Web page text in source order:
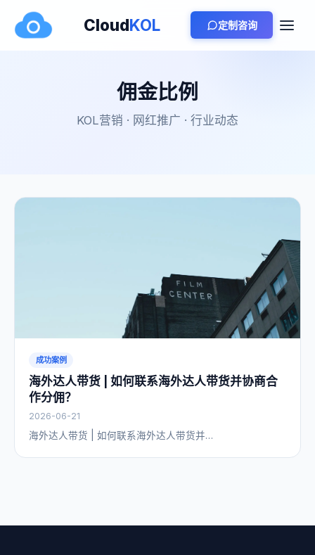
CloudKOL 定制咨询
佣金比例
KOL营销 · 网红推广 · 行业动态
成功案例
海外达人带货 | 如何联系海外达人带货并协商合
作分佣？
2026-06-21
海外达人带货 | 如何联系海外达人带货并…